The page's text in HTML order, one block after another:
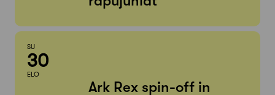
SU
30
ELO
Ark Rex spin-off in